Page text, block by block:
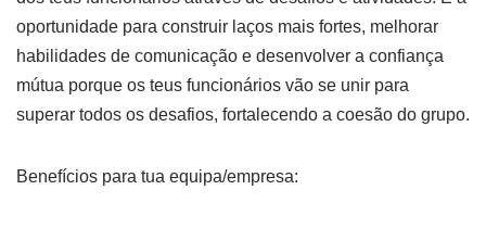
oportunidade para construir laços mais fortes, melhorar
habilidades de comunicação e desenvolver a confiança
mútua porque os teus funcionários vão se unir para
superar todos os desafios, fortalecendo a coesão do grupo.
Benefícios para tua equipa/empresa: